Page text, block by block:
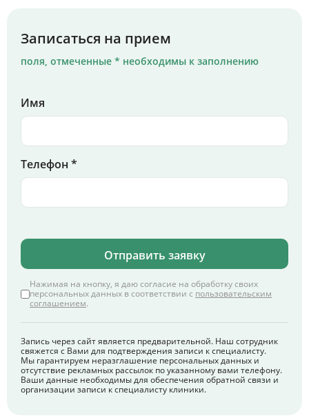
Записаться на прием
поля, отмеченные * необходимы к заполнению
Имя
Телефон *
Отправить заявку
Нажимая на кнопку, я даю согласие на обработку своих
персональных данных в соответствии с пользовательским
соглашением.
Запись через сайт является предварительной. Наш сотрудник
свяжется с Вами для подтверждения записи к специалисту.
Мы гарантируем неразглашение персональных данных и
отсутствие рекламных рассылок по указанному вами телефону.
Ваши данные необходимы для обеспечения обратной связи и
организации записи к специалисту клиники.